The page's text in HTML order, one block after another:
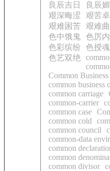
良辰吉日
良辰
艰深晦涩
艰苦
艰难困苦
艰难
色中饿鬼 色厉
色彩缤纷
色授
色艺双绝
Common
common business
common carriage
common-carrier
common case
common cold
common council
common-data
common
common
common divisor